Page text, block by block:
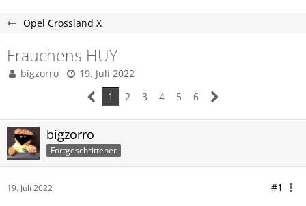
Opel Crossland X
Frauchens HUY
bigzorro
19. Juli 2022
1
2 3 4 5 6
bigzorro
Fortgeschrittener
19. Juli 2022 #1